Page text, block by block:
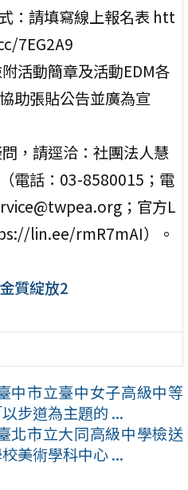
：請填寫線上報名表 htt
7EG2A9
活動簡章及活動EDM各
助張貼公告並廣為宣
，請逕洽：社團法人慧
電話：03-8580015；電
；官方L
lin.ee/rmR7mAI）。
質綻放2
中市立臺中女子高級中等
步道為主題的 ...
北市立大同高級中學檢送
美術學科中心 ...